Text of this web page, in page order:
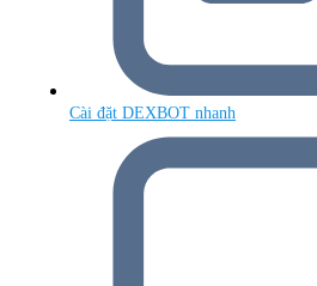
Cài đặt DEXBOT nhanh